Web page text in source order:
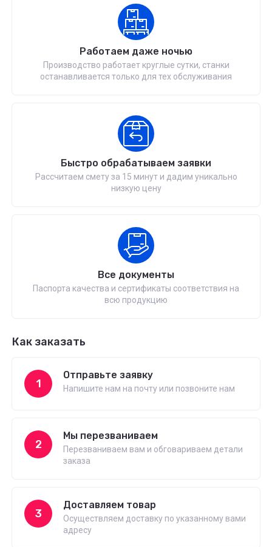
Работаем даже ночью
Производство работает круглые сутки, станки
останавливается только для тех обслуживания
Быстро обрабатываем заявки
Рассчитаем смету за 15 минут и дадим уникально
низкую цену
Все документы
Паспорта качества и сертификаты соответствия на
всю продукцию
Как заказать
1
Отправьте заявку
Напишите нам на почту или позвоните нам
2
Мы перезваниваем
Перезваниваем вам и обговариваем детали
заказа
3
Доставляем товар
Осуществляем доставку по указанному вами
адресу